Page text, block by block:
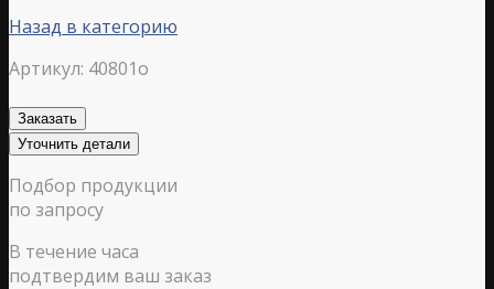
Назад в категорию
Артикул: 40801o
Заказать
Уточнить детали
Подбор продукции
по запросу
В течение часа
подтвердим ваш заказ